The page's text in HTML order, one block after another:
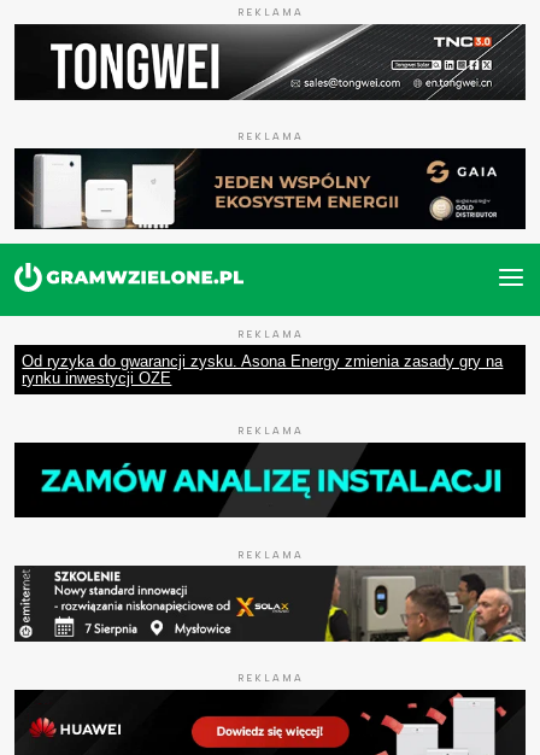
REKLAMA
REKLAMA
REKLAMA
Od ryzyka do gwarancji zysku. Asona Energy zmienia zasady gry na
rynku inwestycji OZE
REKLAMA
REKLAMA
REKLAMA